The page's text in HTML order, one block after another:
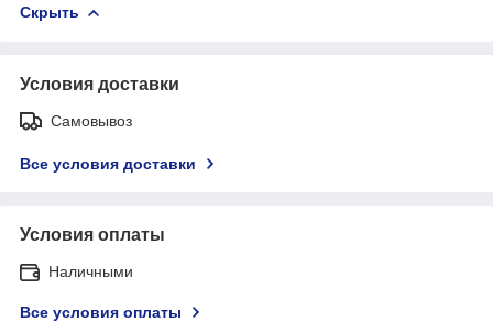
Скрыть
Условия доставки
Самовывоз
Все условия доставки
Условия оплаты
Наличными
Все условия оплаты